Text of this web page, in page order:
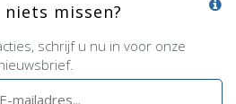
missen?
schrijf u nu in voor onze